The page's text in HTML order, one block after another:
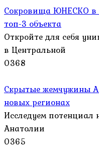
Сокровища ЮНЕСКО в
топ-3 объекта
Откройте для себя
в Центральной
0368
Скрытые жемчужины
новых регионах
Исследуем потенциал
Анатолии
0365